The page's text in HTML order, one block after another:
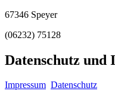
67346 Speyer
(06232) 75128
Datenschutz und
Impressum Datenschutz